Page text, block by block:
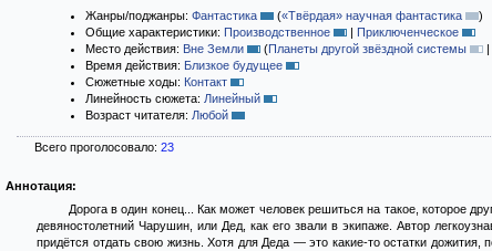
Жанры/поджанры: Фантастика («Твёрдая» научная фантастика
)
Общие характеристики: Производственное | Приключенческое
Место действия: Вне Земли (Планеты другой звёздной системы |
Время действия: Близкое будущее
Сюжетные ходы: Контакт
Линейность сюжета: Линейный
Возраст читателя: Любой
Всего проголосовало: 23
Аннотация:
Дорога в один конец... Как может человек решиться на такое, которое
девяностолетний Чарушин, или Дед, как его звали в экипаже. Автор
придётся отдать свою жизнь. Хотя для Деда — это какие-то остатки дожития,